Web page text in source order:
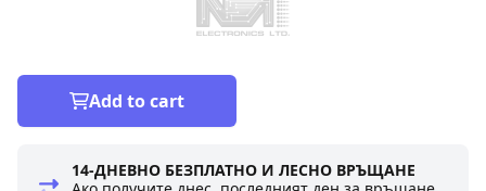
Add to cart
14-ДНЕВНО БЕЗПЛАТНО И ЛЕСНО ВРЪЩАНЕ